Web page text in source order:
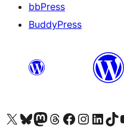
bbPress
BuddyPress
Apmeklējiet mūsu X (agrāk Twitter) kontu
Apmeklējiet mūsu Bluesky kontu
Apmeklējiet mūsu Mastodon kontu
Apmeklējiet mūsu Threads kontu
Apmeklējiet mūsu Facebook lapuApmeklējiet mūsu Instagram kontu
Apmeklējiet mūsuApmeklējiet